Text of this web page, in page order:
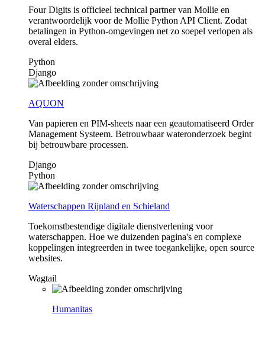
Four Digits is officieel technical partner van Mollie en
verantwoordelijk voor de Mollie Python API Client. Zodat
betalingen in Python-omgevingen net zo soepel verlopen als
overal elders.
Python
Django
AQUON
Van papieren en PIM-sheets naar een geautomatiseerd Order
Management Systeem. Betrouwbaar wateronderzoek begint
bij betrouwbare processen.
Django
Python
Waterschappen Rijnland en Schieland
Toekomstbestendige digitale dienstverlening voor
waterschappen. Hoe we duizenden pagina's en complexe
koppelingen integreerden in twee toegankelijke, open source
websites.
Wagtail
Humanitas